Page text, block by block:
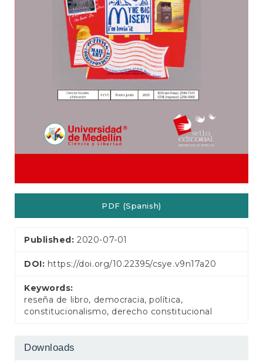
PDF (Spanish)
Published:2020-07-01
DOI: https://doi.org/10.22395/csye.v9n17a20
Keywords:
reseña de libro, democracia, política,
constitucionalismo, derecho constitucional
Downloads